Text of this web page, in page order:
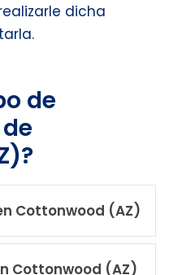
dicha
de
Cottonwood (AZ)
Cottonwood (AZ)